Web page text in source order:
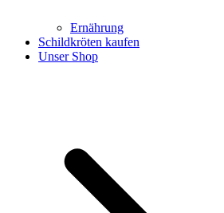
Ernährung
Schildkröten kaufen
Unser Shop